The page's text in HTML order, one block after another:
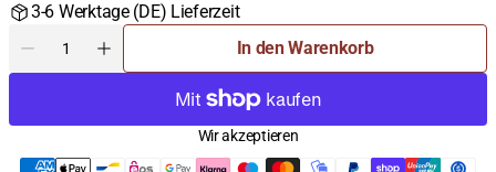
3-6 Werktage (DE) Lieferzeit
Menge
für
Sawat-
Menge
für
Sawat-
In den Warenkorb
Wir akzeptieren